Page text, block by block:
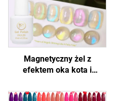
Magnetyczny żel z
efektem oka kota i